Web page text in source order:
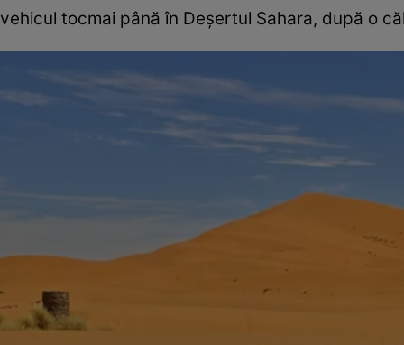
vehicul tocmai până în Deșertul Sahara, după o